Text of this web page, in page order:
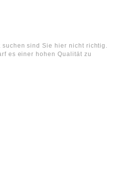
sind Sie hier nicht richtig.
es einer hohen Qualität zu